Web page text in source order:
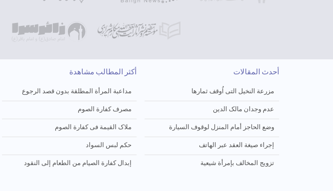
أحدث المقالات
مزرعة النخیل التی اُوقف ثمارها
عدم وجدان مالک الدین
وضع الحاجز أمام المنزل لوقوف السیارة
إجراء صیغة العقد عبر الهاتف
تزویج المخالف بإمرأة شیعیة
أكثر المطالب مشاهدة
مداعبة المرأة المطلقة بدون قصد الرجوع
مصرف کفارة الصوم
ملاک القیمة فی کفارة الصوم
حکم لبس السواد
إبدال کفارة الصیام من الطعام إلی النقود